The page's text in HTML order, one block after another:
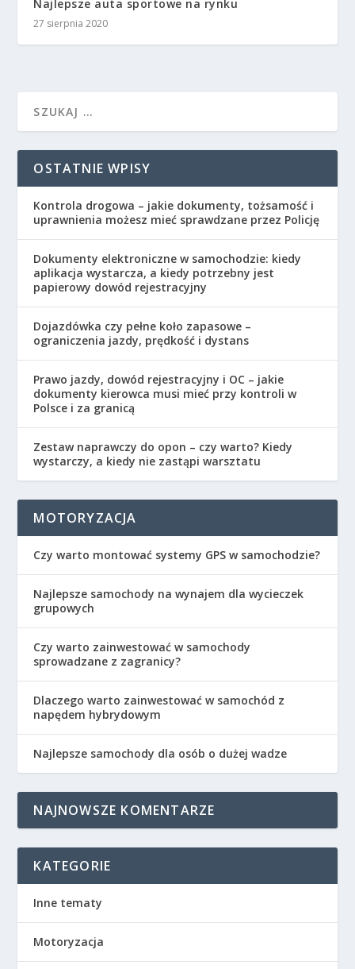
Najlepsze auta sportowe na rynku
27 sierpnia 2020
OSTATNIE WPISY
Kontrola drogowa – jakie dokumenty, tożsamość i
uprawnienia możesz mieć sprawdzane przez Policję
Dokumenty elektroniczne w samochodzie: kiedy
aplikacja wystarcza, a kiedy potrzebny jest
papierowy dowód rejestracyjny
Dojazdówka czy pełne koło zapasowe –
ograniczenia jazdy, prędkość i dystans
Prawo jazdy, dowód rejestracyjny i OC – jakie
dokumenty kierowca musi mieć przy kontroli w
Polsce i za granicą
Zestaw naprawczy do opon – czy warto? Kiedy
wystarczy, a kiedy nie zastąpi warsztatu
MOTORYZACJA
Czy warto montować systemy GPS w samochodzie?
Najlepsze samochody na wynajem dla wycieczek
grupowych
Czy warto zainwestować w samochody
sprowadzane z zagranicy?
Dlaczego warto zainwestować w samochód z
napędem hybrydowym
Najlepsze samochody dla osób o dużej wadze
NAJNOWSZE KOMENTARZE
KATEGORIE
Inne tematy
Motoryzacja